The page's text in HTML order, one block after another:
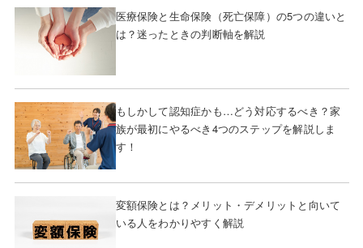
医療保険と生命保険（死亡保障）の5つの違いと
は？迷ったときの判断軸を解説
もしかして認知症かも…どう対応するべき？家
族が最初にやるべき4つのステップを解説しま
す！
変額保険とは？メリット・デメリットと向いて
いる人をわかりやすく解説